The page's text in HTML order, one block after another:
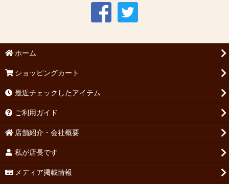
ホーム
ショッピングカート
最近チェックしたアイテム
ご利用ガイド
店舗紹介・会社概要
私が店長です
メディア掲載情報